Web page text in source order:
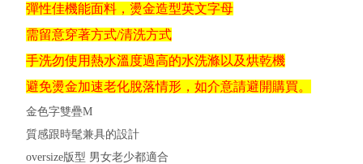
彈性佳機能面料，燙金造型英文字母
需留意穿著方式/清洗方式
手洗勿使用熱水溫度過高的水洗滌以及烘乾機
避免燙金加速老化脫落情形，如介意請避開購買。
金色字雙疊M
質感跟時髦兼具的設計
oversize版型 男女老少都適合